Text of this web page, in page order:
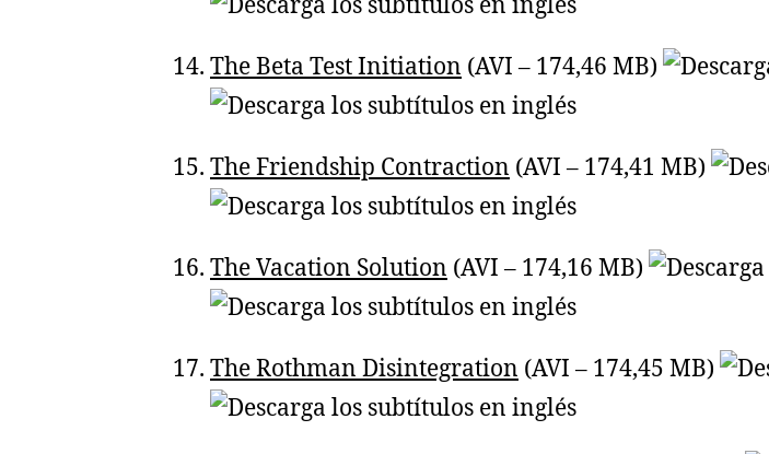
The Beta Test Initiation (AVI – 174,46 MB)
The Friendship Contraction (AVI – 174,41 MB)
The Vacation Solution (AVI – 174,16 MB)
The Rothman Disintegration (AVI – 174,45 MB)